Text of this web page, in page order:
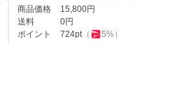
商品価格 15,800円
送料
0円
ポイント
724pt（ 5%）